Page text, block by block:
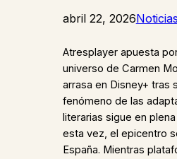
abril 22, 2026Noticias
Atresplayer apuesta
universo de Carmen
arrasa en Disney+ tras
fenómeno de las
literarias sigue en
esta vez, el epicentro
España. Mientras